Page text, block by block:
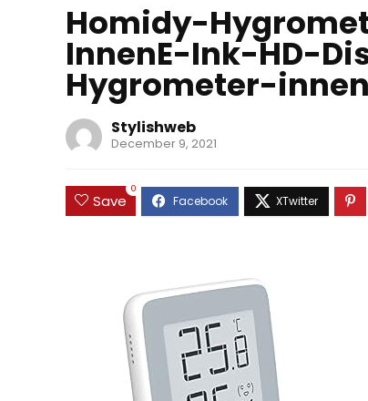
Homidy-
InnenE-Ink-HD-
Hygrometer-
Stylishweb
December 9, 2021
Save
0